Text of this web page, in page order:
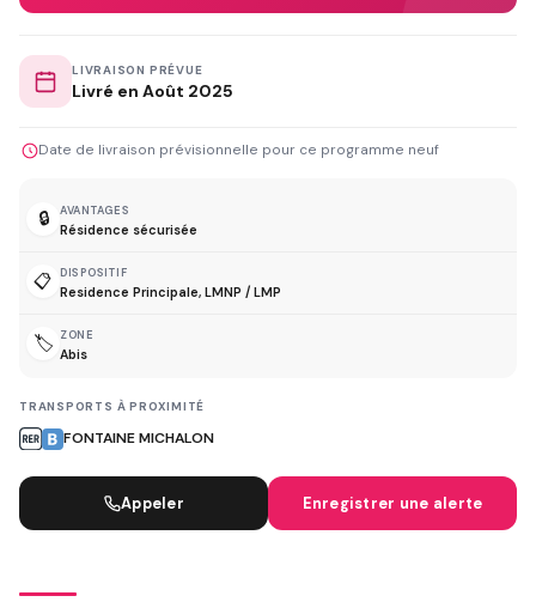
LIVRAISON PRÉVUE
Livré en Août 2025
Date de livraison prévisionnelle pour ce programme neuf
🔒 AVANTAGES
Résidence sécurisée
📋 DISPOSITIF
Residence Principale, LMNP / LMP
🏷️ ZONE
Abis
TRANSPORTS À PROXIMITÉ
FONTAINE MICHALON
Appeler Enregistrer une alerte